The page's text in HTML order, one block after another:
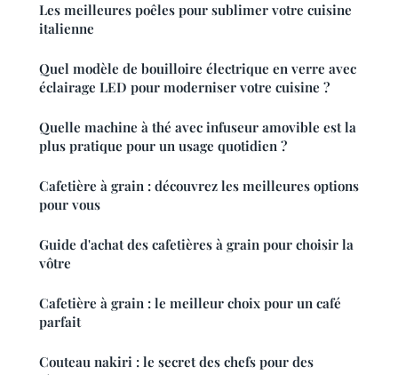
Les meilleures poêles pour sublimer votre cuisine
italienne
Quel modèle de bouilloire électrique en verre avec
éclairage LED pour moderniser votre cuisine ?
Quelle machine à thé avec infuseur amovible est la
plus pratique pour un usage quotidien ?
Cafetière à grain : découvrez les meilleures options
pour vous
Guide d'achat des cafetières à grain pour choisir la
vôtre
Cafetière à grain : le meilleur choix pour un café
parfait
Couteau nakiri : le secret des chefs pour des